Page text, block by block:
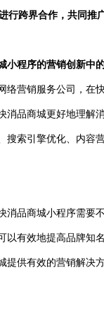
行跨界合作，共同推
小程序的营销创新中
络营销服务公司，在
消品商城更好地理解
搜索引擎优化、内容
消品商城小程序需要
以有效地提高品牌知
提供有效的营销解决